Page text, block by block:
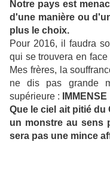
Notre pays est
d'une manière ou
plus le choix.
Pour 2016, il faudra
qui se trouvera en
Mes frères, la
ne dis pas grande
supérieure :
IMMENSE
Que le ciel ait pitié
un monstre au sens
sera pas une mince